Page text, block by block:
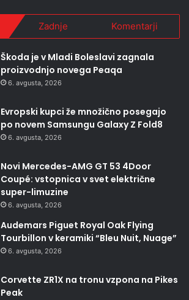
Zadnje Komentarji
Škoda je v Mladi Boleslavi zagnala
proizvodnjo novega Peaqa
6. avgusta, 2026
Evropski kupci že množično posegajo
po novem Samsungu Galaxy Z Fold8
6. avgusta, 2026
Novi Mercedes-AMG GT 53 4Door
Coupé: vstopnica v svet električne
super-limuzine
6. avgusta, 2026
Audemars Piguet Royal Oak Flying
Tourbillon v keramiki “Bleu Nuit, Nuage”
6. avgusta, 2026
Corvette ZR1X na tronu vzpona na Pikes
Peak